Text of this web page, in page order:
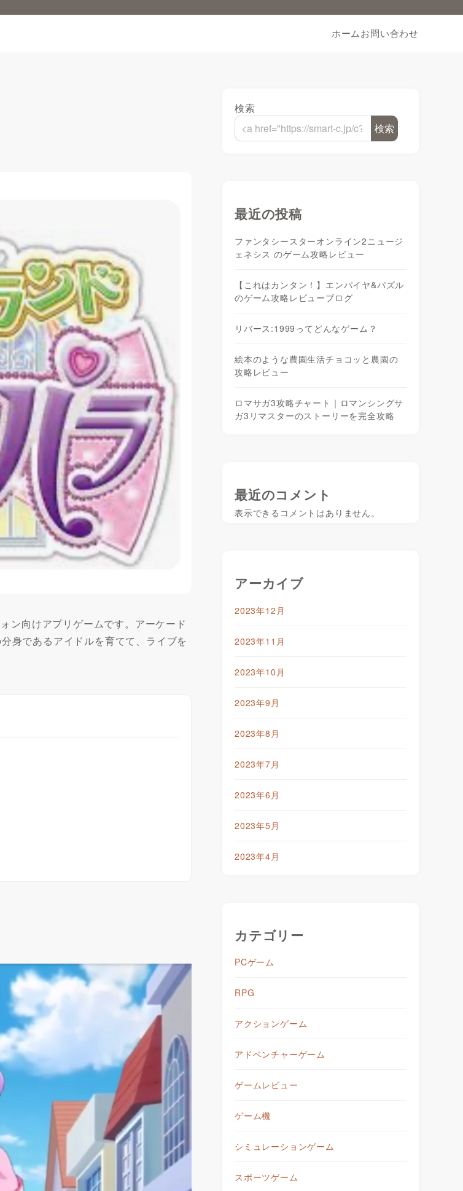
ホームお問い合わせ
ン向けアプリゲームです。アーケード
身であるアイドルを育てて、ライブを
検索
検索
最近の投稿
ファンタシースターオンライン2ニュージ
ェネシス のゲーム攻略レビュー
【これはカンタン！】エンパイヤ&パズル
のゲーム攻略レビューブログ
リバース:1999ってどんなゲーム？
絵本のような農園生活チョコッと農園の
攻略レビュー
ロマサガ3攻略チャート｜ロマンシングサ
ガ3リマスターのストーリーを完全攻略
最近のコメント
表示できるコメントはありません。
アーカイブ
2023年12月
2023年11月
2023年10月
2023年9月
2023年8月
2023年7月
2023年6月
2023年5月
2023年4月
カテゴリー
PCゲーム
RPG
アクションゲーム
アドベンチャーゲーム
ゲームレビュー
ゲーム機
シミュレーションゲーム
スポーツゲーム